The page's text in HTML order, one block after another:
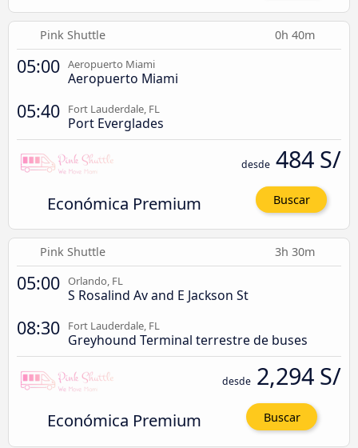
Pink Shuttle 0h 40m
05:00 Aeropuerto Miami
Aeropuerto Miami
05:40 Fort Lauderdale, FL
Port Everglades
Económica Premium
desde 484 S/
Buscar
Pink Shuttle 3h 30m
05:00 Orlando, FL
S Rosalind Av and E Jackson St
08:30 Fort Lauderdale, FL
Greyhound Terminal terrestre de buses
Económica Premium
desde 2,294 S/
Buscar